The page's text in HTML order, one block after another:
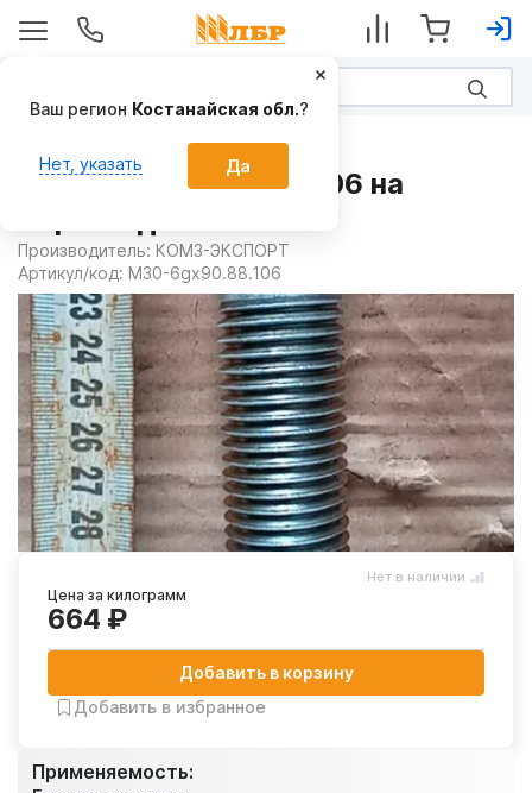
Болт М30-6gx90.88.106 на
Производитель: КОМЗ-ЭКСПОРТ
Артикул/код: М30-6gx90.88.106
Применяемость:
Нет в наличии
Цена за килограмм
664 ₽
Добавить в корзину
Добавить в избранное
Ваш регион Костанайская обл.?
Нет, указать Да